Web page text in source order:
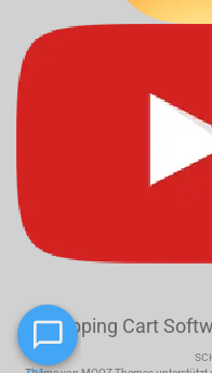
Shopping Cart